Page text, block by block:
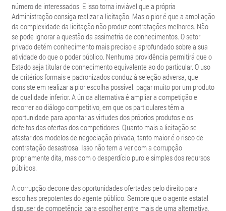
número de interessados. E isso torna inviável que a própria
Administração consiga realizar a licitação. Mas o pior é que a ampliação
da complexidade da licitação não produz contratações melhores. Não
se pode ignorar a questão da assimetria de conhecimentos. O setor
privado detém conhecimento mais preciso e aprofundado sobre a sua
atividade do que o poder público. Nenhuma providência permitirá que o
Estado seja titular de conhecimento equivalente ao do particular. O uso
de critérios formais e padronizados conduz à seleção adversa, que
consiste em realizar a pior escolha possível: pagar muito por um produto
de qualidade inferior. A única alternativa é ampliar a competição e
recorrer ao diálogo competitivo, em que os particulares têm a
oportunidade para apontar as virtudes dos próprios produtos e os
defeitos das ofertas dos competidores. Quanto mais a licitação se
afastar dos modelos de negociação privada, tanto maior é o risco de
contratação desastrosa. Isso não tem a ver com a corrupção
propriamente dita, mas com o desperdício puro e simples dos recursos
públicos.
A corrupção decorre das oportunidades ofertadas pelo direito para
escolhas prepotentes do agente público. Sempre que o agente estatal
dispuser de competência para escolher entre mais de uma alternativa,